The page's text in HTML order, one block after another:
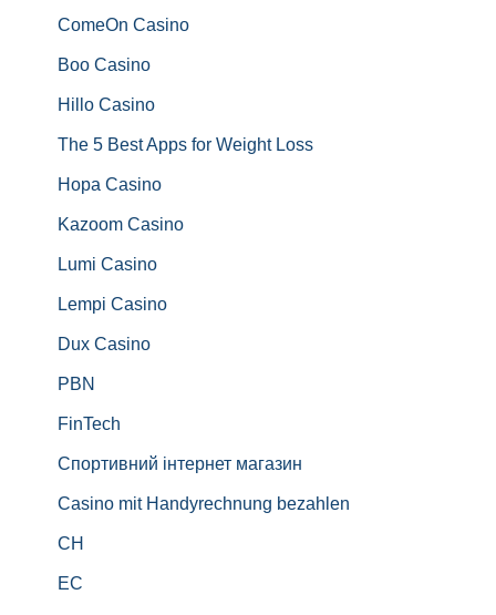
ComeOn Casino
Boo Casino
Hillo Casino
The 5 Best Apps for Weight Loss
Hopa Casino
Kazoom Casino
Lumi Casino
Lempi Casino
Dux Casino
PBN
FinTech
Спортивний інтернет магазин
Casino mit Handyrechnung bezahlen
CH
EC